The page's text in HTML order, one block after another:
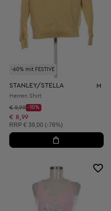
-60% mit FESTIVE
STANLEY/STELLA M
Herren Shirt
Startpreis:
€ 9,99
Discount Price:
-10%
Reduzierter Preis:
€ 8,99
Unverbindliche Preisempfehlung:
RRP € 39,00 (-76%)